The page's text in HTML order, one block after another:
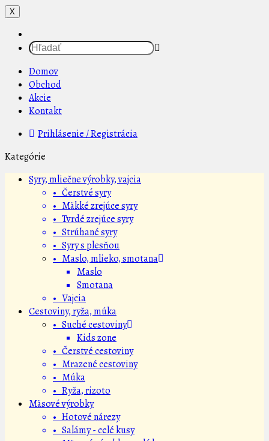
X
Domov
Obchod
Akcie
Kontakt
Prihlásenie / Registrácia
Kategórie
Syry, mliečne výrobky, vajcia
• Čerstvé syry
• Mäkké zrejúce syry
• Tvrdé zrejúce syry
• Strúhané syry
• Syry s plesňou
• Maslo, mlieko, smotana
Maslo
Smotana
• Vajcia
Cestoviny, ryža, múka
• Suché cestoviny
Kids zone
• Čerstvé cestoviny
• Mrazené cestoviny
• Múka
• Ryža, rizoto
Mäsové výrobky
• Hotové nárezy
• Salámy - celé kusy